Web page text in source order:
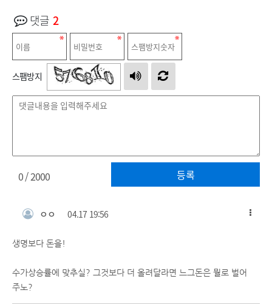
댓글 2
스팸방지
등록
0/ 2000
ㅇㅇ 04.17 19:56
생명보다 돈을!
수가상승률에 맞추실? 그것보다 더 올려달라면 느그돈은 뭘로 벌어
주노?